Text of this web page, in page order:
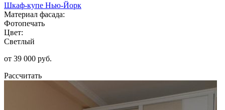
Шкаф-купе Нью-Йорк
Материал фасада:
Фотопечать
Цвет:
Светлый
от 39 000 руб.
Рассчитать